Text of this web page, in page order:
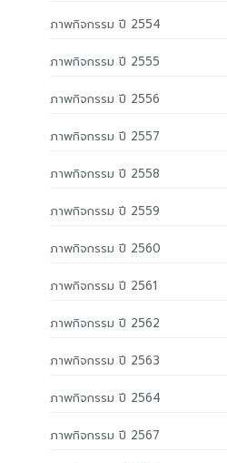
ภาพกิจกรรม ปี 2554
ภาพกิจกรรม ปี 2555
ภาพกิจกรรม ปี 2556
ภาพกิจกรรม ปี 2557
ภาพกิจกรรม ปี 2558
ภาพกิจกรรม ปี 2559
ภาพกิจกรรม ปี 2560
ภาพกิจกรรม ปี 2561
ภาพกิจกรรม ปี 2562
ภาพกิจกรรม ปี 2563
ภาพกิจกรรม ปี 2564
ภาพกิจกรรม ปี 2567